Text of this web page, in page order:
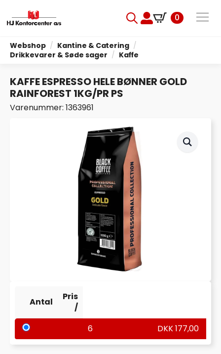
for:
0
Webshop
Kantine & Catering
Drikkevarer & Søde sager
Kaffe
KAFFE ESPRESSO HELE BØNNER GOLD
RAINFOREST 1KG/PR PS
Varenummer: 1363961
Antal
Pris
/
6
DKK177,00